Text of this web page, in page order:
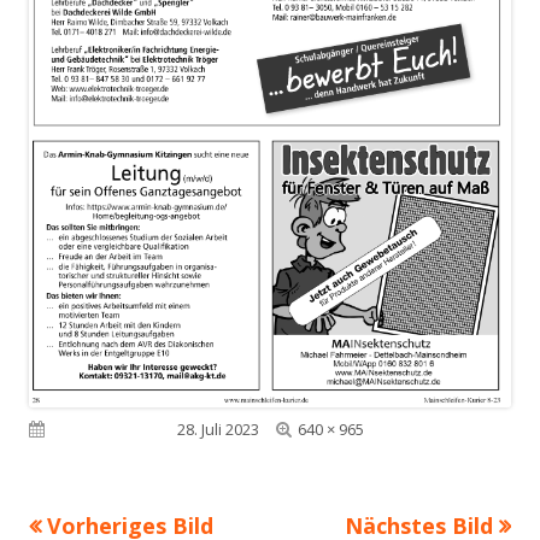
Veröffentlicht am28. Juli 2023
Volle
640 × 965
Vorheriges Bild Nächstes Bild